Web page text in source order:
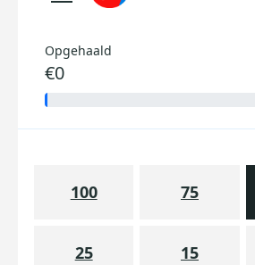
Opgehaald
€0
100 75
25 15